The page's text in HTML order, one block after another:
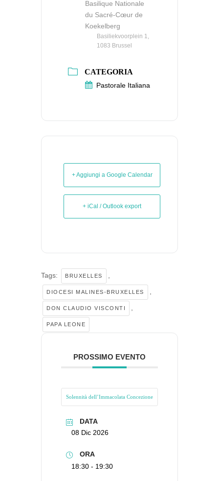
Basilique Nationale
du Sacré-Cœur de
Koekelberg
Basiliekvoorplein 1,
1083 Brussel
CATEGORIA
Pastorale Italiana
+ Aggiungi a Google Calendar
+ iCal / Outlook export
Tags: BRUXELLES ,
DIOCESI MALINES-BRUXELLES ,
DON CLAUDIO VISCONTI ,
PAPA LEONE
PROSSIMO EVENTO
Solennità dell’Immacolata Concezione
DATA
08 Dic 2026
ORA
18:30 - 19:30